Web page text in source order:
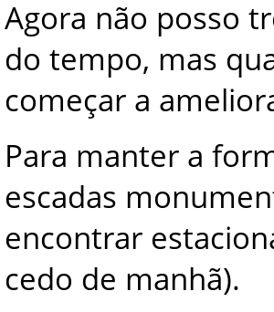
Agora não posso
do tempo, mas
começar a
Para manter a
escadas
encontrar
cedo de manhã).